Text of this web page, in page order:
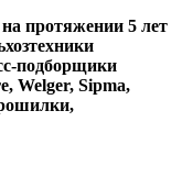
протяжении 5 лет
подборщики
Welger, Sipma,